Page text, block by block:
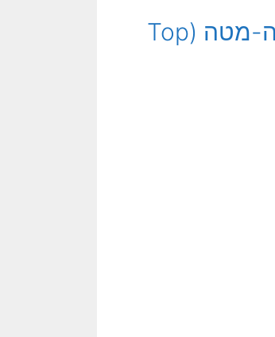
רזי ויחזקאלי: שימושים חדשים למודלים מעלה-מטה (Top